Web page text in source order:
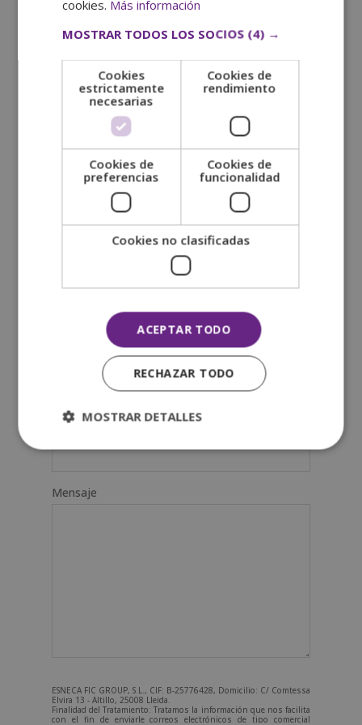
valoración y ayuden a que otros puedan elegir la
profesional.
SOLICITA MÁS INFORMACIÓN
Teléfono (*)
Tu correo electrónico (*)
Mensaje
ESNECA FIC GROUP, S.L., CIF: B-25776428, Domicilio: C/ Comtessa
Elvira 13 - Altillo, 25008 Lleida.
Finalidad del Tratamiento: Tratamos la información que nos facilita
con el fin de enviarle correos electrónicos de tipo comercial
cookies. Más información
MOSTRAR TODOS LOS SOCIOS (4) →
Cookies
estrictamente
necesarias
Cookies de
rendimiento
Cookies de
preferencias
Cookies de
funcionalidad
Cookies no clasificadas
ACEPTAR TODO
RECHAZAR TODO
MOSTRAR DETALLES